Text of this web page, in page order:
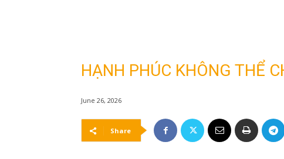
HẠNH PHÚC KHÔNG THỂ
June 26, 2026
Share